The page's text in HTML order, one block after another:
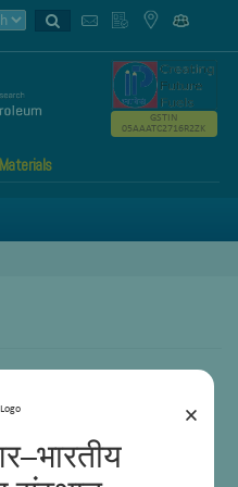
×
GSTIN
05AAATC2716R2ZK